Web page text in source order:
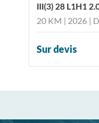
III(3) 28 L1H1
20 KM | 2026 |
Sur devis